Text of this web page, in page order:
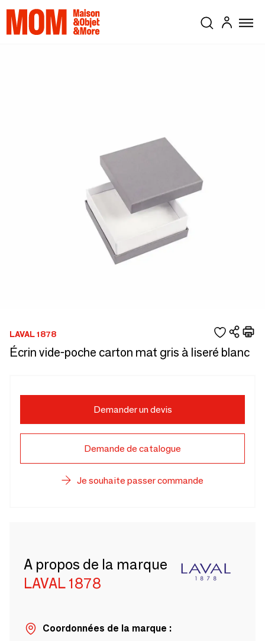
LAVAL 1878
Écrin vide-poche carton mat gris à liseré blanc
Demander un devis
Demande de catalogue
Je souhaite passer commande
A propos de la marque
LAVAL 1878
Coordonnées de la marque :